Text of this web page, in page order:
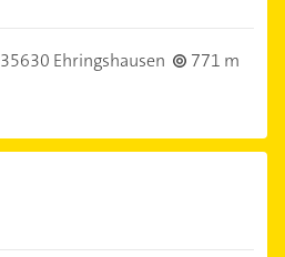
35630 Ehringshausen
771 m